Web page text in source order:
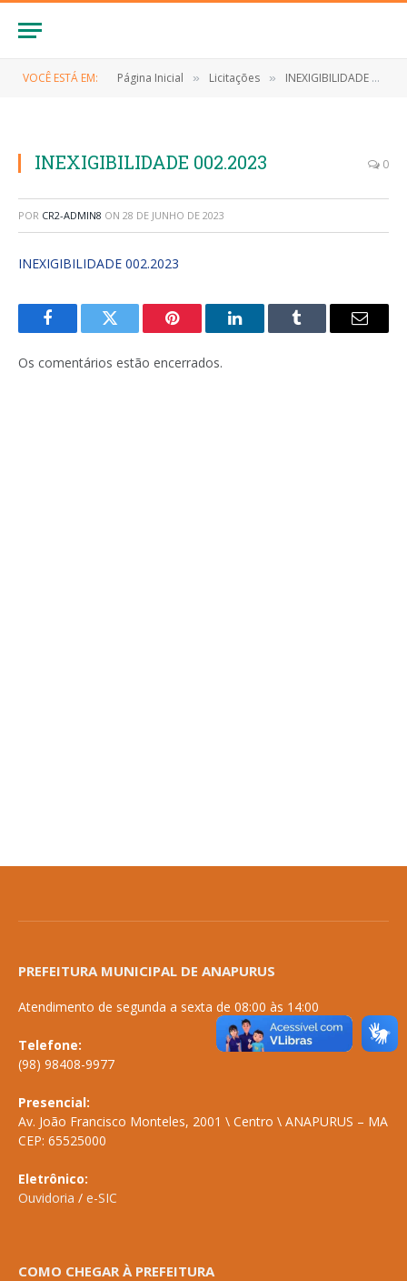
VOCÊ ESTÁ EM: Página Inicial » Licitações » INEXIGIBILIDADE Nº 002/2023 (Contratação de show artístico do cantor Murilo Hulf, como atração principal das festividades do pré carnaval da cidade de Anapurus/MA)
INEXIGIBILIDADE 002.2023 0
POR CR2-ADMIN8 ON 28 DE JUNHO DE 2023
INEXIGIBILIDADE 002.2023
FacebookTwitter Pinterest LinkedInTumblr
E-
Os comentários estão encerrados.
PREFEITURA MUNICIPAL DE ANAPURUS
Atendimento de segunda a sexta de 08:00 às 14:00
Telefone:
(98) 98408-9977
Presencial:
Av. João Francisco Monteles, 2001 \ Centro \ ANAPURUS – MA
CEP: 65525000
Eletrônico:
Ouvidoria / e-SIC
COMO CHEGAR À PREFEITURA